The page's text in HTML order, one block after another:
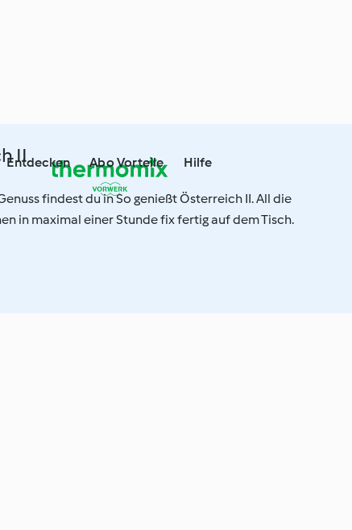
Entdecken Abo Vorteile Hilfe
II
findest du in So genießt Österreich II. All die
in maximal einer Stunde fix fertig auf dem Tisch.